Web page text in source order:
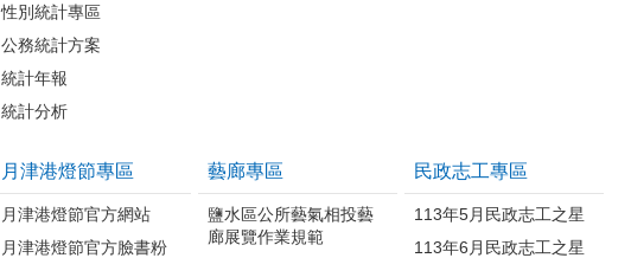
性別統計專區
公務統計方案
統計年報
統計分析
月津港燈節專區
月津港燈節官方網站
月津港燈節官方臉書粉
藝廊專區
鹽水區公所藝氣相投藝
廊展覽作業規範
民政志工專區
113年5月民政志工之星
113年6月民政志工之星